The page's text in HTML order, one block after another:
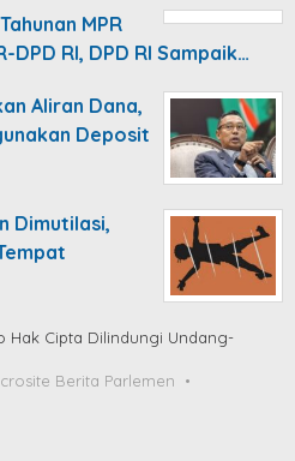
MPR
DPD RI, DPD RI Sampaik…
Aliran Dana,
Deposit
Dimutilasi,
Hak Cipta Dilindungi Undang-
Berita Parlemen